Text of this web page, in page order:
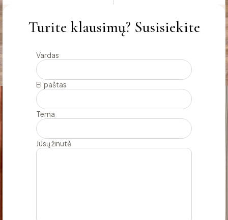
Turite klausimų? Susisiekite
Vardas
El.paštas
Tema
Jūsų žinutė